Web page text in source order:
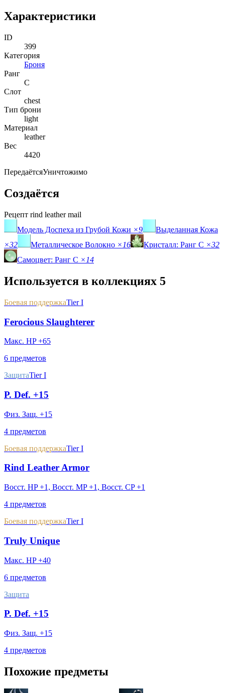
Характеристики
ID
399
Категория
Броня
Ранг
C
Слот
chest
Тип брони
light
Материал
leather
Вес
4420
ПередаётсяУничтожимо
Создаётся
Рецепт rind leather mail
Модель Доспеха из Грубой Кожи ×9
Выделанная Кожа
×32
Металлическое Волокно ×16 Кристалл: Ранг C ×32
Самоцвет: Ранг C ×14
Используется в коллекциях 5
Боевая поддержкаTier I
Ferocious Slaughterer
Макс. HP +65
6 предметов
ЗащитаTier I
P. Def. +15
Физ. Защ. +15
4 предметов
Боевая поддержкаTier I
Rind Leather Armor
Восст. HP +1, Восст. MP +1, Восст. CP +1
4 предметов
Боевая поддержкаTier I
Truly Unique
Макс. HP +40
6 предметов
Защита
P. Def. +15
Физ. Защ. +15
4 предметов
Похожие предметы